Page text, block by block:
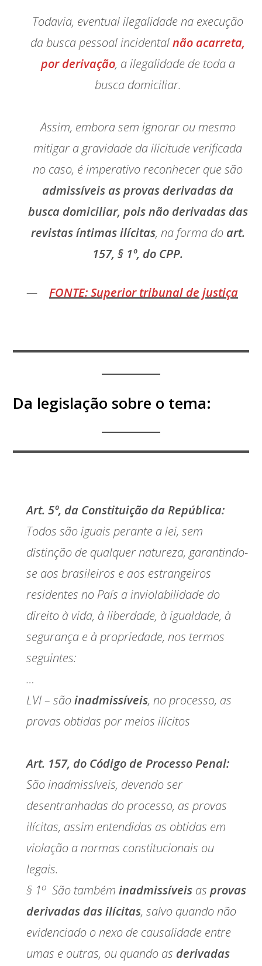
Todavia, eventual ilegalidade na execução
da busca pessoal incidentalnão acarreta,
por derivação, a ilegalidade de toda a
busca domiciliar.
Assim, embora sem ignorar ou mesmo
mitigar a gravidade da ilicitude verificada
no caso, é imperativo reconhecer que são
admissíveis as provas derivadas da
busca domiciliar, pois não derivadas das
revistas íntimas ilícitas, na forma doart.
157, § 1º, do CPP.
FONTE: Superior tribunal de justiça
Da legislação sobre o tema:
Art. 5º, da Constituição da República:
Todos são iguais perante a lei, sem
distinção de qualquer natureza, garantindo-
se aos brasileiros e aos estrangeiros
residentes no País a inviolabilidade do
direito à vida, à liberdade, à igualdade, à
segurança e à propriedade, nos termos
seguintes:
…
LVI – sãoinadmissíveis, no processo, as
provas obtidas por meios ilícitos
Art. 157, do Código de Processo Penal:
São inadmissíveis, devendo ser
desentranhadas do processo, as provas
ilícitas, assim entendidas as obtidas em
violação a normas constitucionais ou
legais.
§ 1o São tambéminadmissíveis asprovas
derivadas das ilícitas, salvo quando não
evidenciado o nexo de causalidade entre
umas e outras, ou quando as derivadas